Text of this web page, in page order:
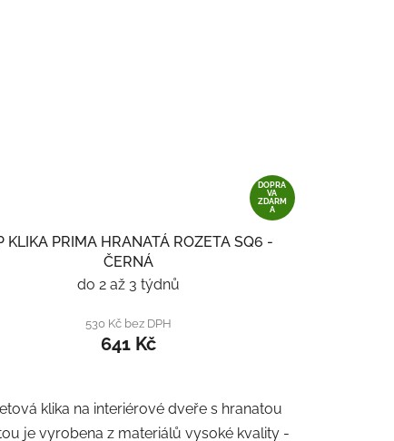
DOPRA
VA
ZDARM
A
KLIKA PRIMA HRANATÁ ROZETA SQ6 -
ČERNÁ
do 2 až 3 týdnů
530 Kč bez DPH
641 Kč
klika na interiérové ​​dveře s hranatou
je vyrobena z materiálů vysoké kvality -